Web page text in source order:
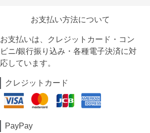
お支払い方法について
お支払いは、クレジットカード・コン
ビニ/銀行振り込み・各種電子決済に対
応しています。
クレジットカード
PayPay